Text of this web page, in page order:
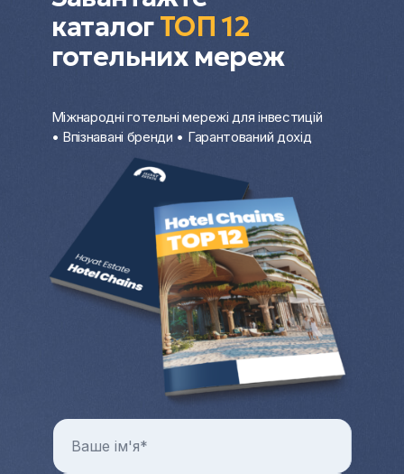
каталогТОП 12
готельних мереж
Міжнародні готельні мережі для інвестицій
• Впізнавані бренди • Гарантований дохід